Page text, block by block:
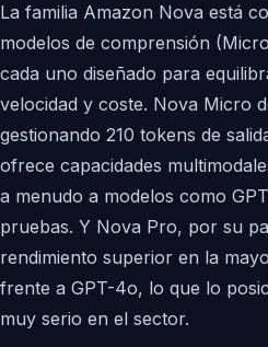
La familia Amazon Nova está
modelos de comprensión
cada uno diseñado para
velocidad y coste. Nova Micro
gestionando 210 tokens de
ofrece capacidades
a menudo a modelos como
pruebas. Y Nova Pro, por su
rendimiento superior en la
frente a GPT-4o, lo que lo
muy serio en el sector.